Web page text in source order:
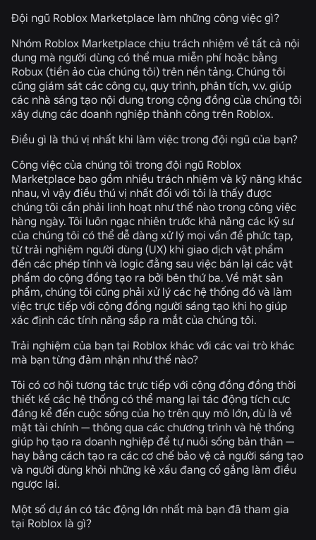
Đội ngũ Roblox Marketplace làm những công việc gì?
Nhóm Roblox Marketplace chịu trách nhiệm về tất cả nội
dung mà người dùng có thể mua miễn phí hoặc bằng
Robux (tiền ảo của chúng tôi) trên nền tảng. Chúng tôi
cũng giám sát các công cụ, quy trình, phân tích, v.v. giúp
các nhà sáng tạo nội dung trong cộng đồng của chúng tôi
xây dựng các doanh nghiệp thành công trên Roblox.
Điều gì là thú vị nhất khi làm việc trong đội ngũ của bạn?
Công việc của chúng tôi trong đội ngũ Roblox
Marketplace bao gồm nhiều trách nhiệm và kỹ năng khác
nhau, vì vậy điều thú vị nhất đối với tôi là thấy được
chúng tôi cần phải linh hoạt như thế nào trong công việc
hàng ngày. Tôi luôn ngạc nhiên trước khả năng các kỹ sư
của chúng tôi có thể dễ dàng xử lý mọi vấn đề phức tạp,
từ trải nghiệm người dùng (UX) khi giao dịch vật phẩm
đến các phép tính và logic đằng sau việc bán lại các vật
phẩm do cộng đồng tạo ra bởi bên thứ ba. Về mặt sản
phẩm, chúng tôi cũng phải xử lý các hệ thống đó và làm
việc trực tiếp với cộng đồng người sáng tạo khi họ giúp
xác định các tính năng sắp ra mắt của chúng tôi.
Trải nghiệm của bạn tại Roblox khác với các vai trò khác
mà bạn từng đảm nhận như thế nào?
Tôi có cơ hội tương tác trực tiếp với cộng đồng đồng thời
thiết kế các hệ thống có thể mang lại tác động tích cực
đáng kể đến cuộc sống của họ trên quy mô lớn, dù là về
mặt tài chính — thông qua các chương trình và hệ thống
giúp họ tạo ra doanh nghiệp để tự nuôi sống bản thân —
hay bằng cách tạo ra các cơ chế bảo vệ cả người sáng tạo
và người dùng khỏi những kẻ xấu đang cố gắng làm điều
ngược lại.
Một số dự án có tác động lớn nhất mà bạn đã tham gia
tại Roblox là gì?